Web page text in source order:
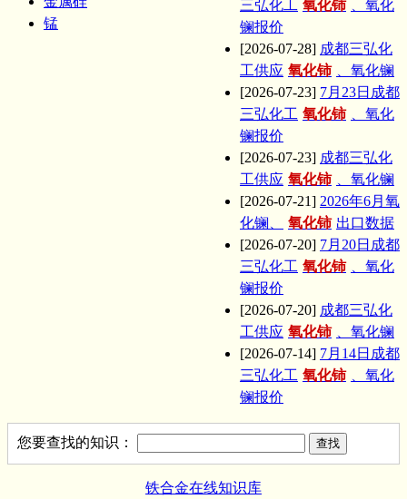
锰
三弘化工 氧化铈 、氧化
镧报价
[2026-07-28] 成都三弘化
工供应 氧化铈 、氧化镧
[2026-07-23] 7月23日成都
三弘化工 氧化铈 、氧化
镧报价
[2026-07-23] 成都三弘化
工供应 氧化铈 、氧化镧
[2026-07-21] 2026年6月氧
化镧、
氧化铈 出口数据
[2026-07-20] 7月20日成都
三弘化工 氧化铈 、氧化
镧报价
[2026-07-20] 成都三弘化
工供应 氧化铈 、氧化镧
[2026-07-14] 7月14日成都
三弘化工 氧化铈 、氧化
镧报价
您要查找的知识：
铁合金在线知识库